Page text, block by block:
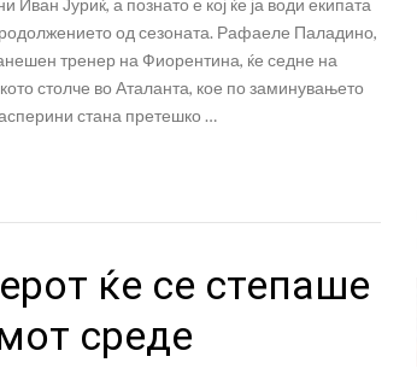
од сезоната. Рафаеле Паладино,
тренер на Фиорентина, ќе седне на
столче во Аталанта, кое по заминувањето
стана претешко …
ќе се степаше
среде